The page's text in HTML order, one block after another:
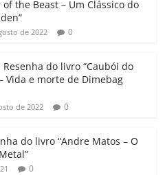
dI
n
e
Cl
a
ss
ro
o
m
Li
n
k h
ar
the Beast – Um Clássico do
de 2022 0
Resenha do livro “Caubói do
Vida e morte de Dimebag
de 2022 0
do livro “Andre Matos – O
0